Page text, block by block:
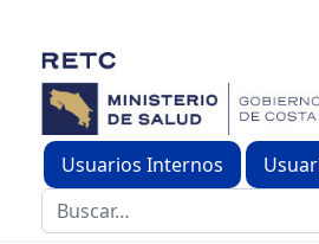
Usuarios Internos
Buscar